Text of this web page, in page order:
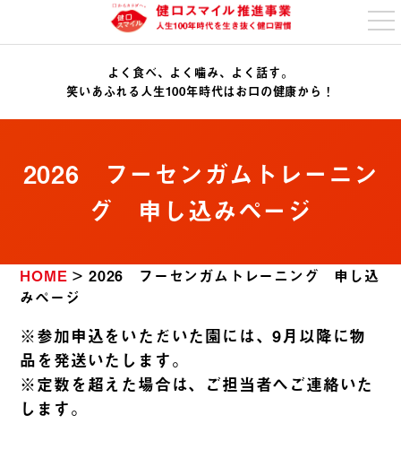
t
o
g
よく食べ、よく噛み、よく話す。
笑いあふれる人生100年時代はお口の健康から！
2026 フーセンガムトレーニン
グ 申し込みページ
HOME > 2026 フーセンガムトレーニング 申し込
みページ
※参加申込をいただいた園には、9月以降に物
品を発送いたします。
※定数を超えた場合は、ご担当者へご連絡いた
します。